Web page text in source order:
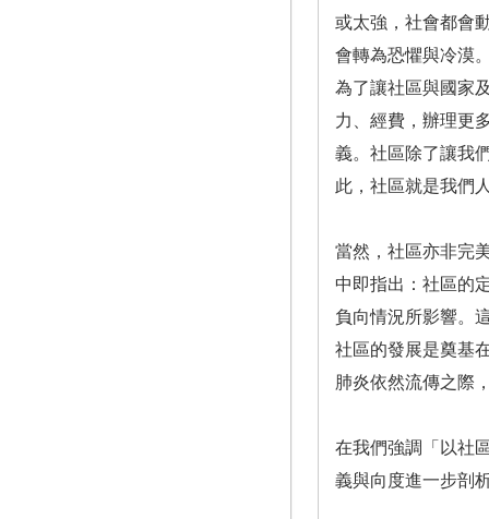
或太強，社會都會
會轉為恐懼與冷漠
為了讓社區與國家
力、經費，辦理更
義。社區除了讓我
此，社區就是我們
當然，社區亦非完
中即指出：社區的
負向情況所影響。
社區的發展是奠基
肺炎依然流傳之際
在我們強調「以社
義與向度進一步剖